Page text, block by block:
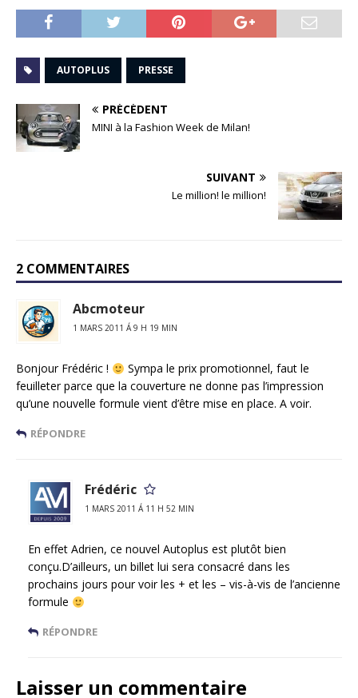
AUTOPLUS PRESSE
PRÉCÉDENT
MINI à la Fashion Week de Milan!
SUIVANT
Le million! le million!
2 COMMENTAIRES
Abcmoteur
1 MARS 2011 Á 9 H 19 MIN
Bonjour Frédéric !
Sympa le prix promotionnel, faut le
feuilleter parce que la couverture ne donne pas l’impression
qu’une nouvelle formule vient d’être mise en place. A voir.
RÉPONDRE
Frédéric
1 MARS 2011 Á 11 H 52 MIN
En effet Adrien, ce nouvel Autoplus est plutôt bien
conçu.D’ailleurs, un billet lui sera consacré dans les
prochains jours pour voir les + et les – vis-à-vis de l’ancienne
formule
RÉPONDRE
Laisser un commentaire